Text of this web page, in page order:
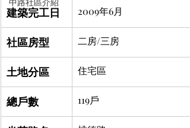
建築完工日 2009年6月
社區房型 二房/三房
土地分區 住宅區
總戶數 119戶